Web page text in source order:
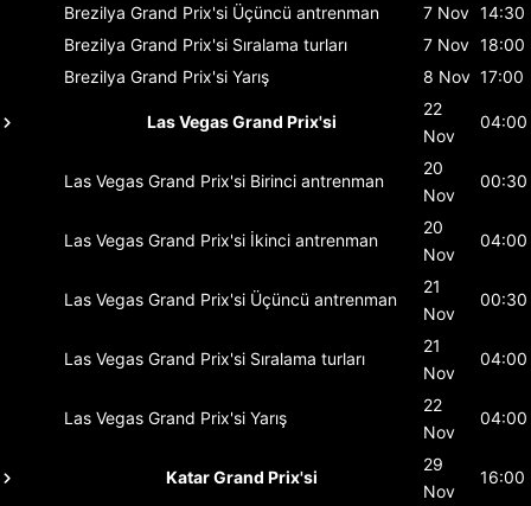
Brezilya Grand Prix'si Üçüncü antrenman 7 Nov 14:30
Brezilya Grand Prix'si Sıralama turları 7 Nov 18:00
Brezilya Grand Prix'si Yarış 8 Nov 17:00
Las Vegas Grand Prix'si
22
Nov
04:00
Las Vegas Grand Prix'si Birinci antrenman
20
Nov
00:30
Las Vegas Grand Prix'si İkinci antrenman
20
Nov
04:00
Las Vegas Grand Prix'si Üçüncü antrenman
21
Nov
00:30
Las Vegas Grand Prix'si Sıralama turları
21
Nov
04:00
Las Vegas Grand Prix'si Yarış
22
Nov
04:00
Katar Grand Prix'si
29
Nov
16:00